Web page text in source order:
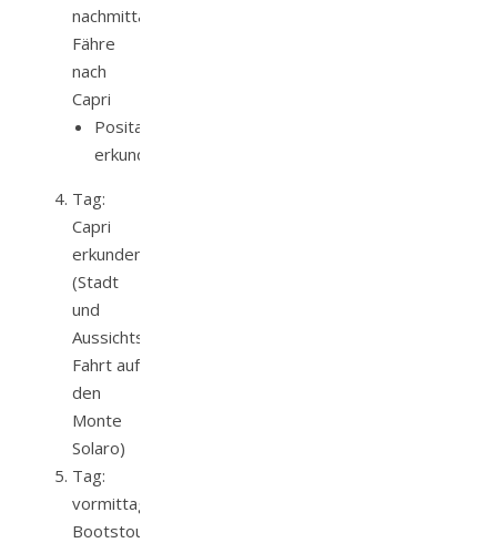
nachmittags
Fähre
nach
Capri
Positano
erkunden
Tag:
Capri
erkunden
(Stadt
und
Aussichtspunkte,
Fahrt auf
den
Monte
Solaro)
Tag:
vormittags
Bootstour,